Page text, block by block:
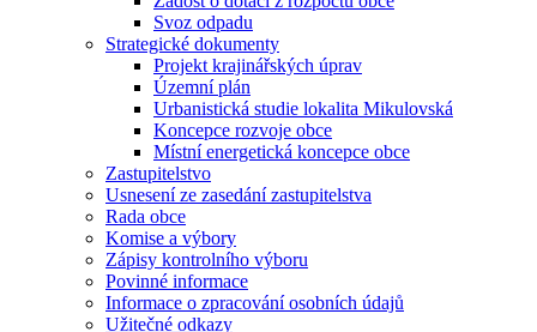
Svoz odpadu
Strategické dokumenty
Projekt krajinářských úprav
Územní plán
Urbanistická studie lokalita Mikulovská
Koncepce rozvoje obce
Místní energetická koncepce obce
Zastupitelstvo
Usnesení ze zasedání zastupitelstva
Rada obce
Komise a výbory
Zápisy kontrolního výboru
Povinné informace
Informace o zpracování osobních údajů
Užitečné odkazy